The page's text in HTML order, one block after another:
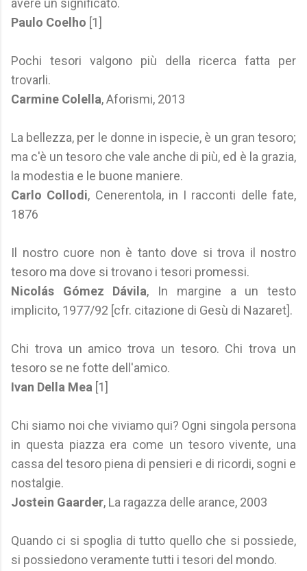
avere un significato.
Paulo Coelho [1]
Pochi tesori valgono più della ricerca fatta per
trovarli.
Carmine Colella, Aforismi, 2013
La bellezza, per le donne in ispecie, è un gran tesoro;
ma c'è un tesoro che vale anche di più, ed è la grazia,
la modestia e le buone maniere.
Carlo Collodi, Cenerentola, in I racconti delle fate,
1876
Il nostro cuore non è tanto dove si trova il nostro
tesoro ma dove si trovano i tesori promessi.
Nicolás Gómez Dávila, In margine a un testo
implicito, 1977/92 [cfr. citazione di Gesù di Nazaret].
Chi trova un amico trova un tesoro. Chi trova un
tesoro se ne fotte dell'amico.
Ivan Della Mea [1]
Chi siamo noi che viviamo qui? Ogni singola persona
in questa piazza era come un tesoro vivente, una
cassa del tesoro piena di pensieri e di ricordi, sogni e
nostalgie.
Jostein Gaarder, La ragazza delle arance, 2003
Quando ci si spoglia di tutto quello che si possiede,
si possiedono veramente tutti i tesori del mondo.